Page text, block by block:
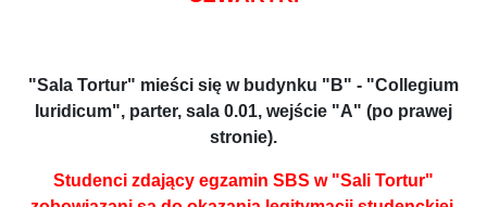
"Sala Tortur" mieści się w budynku "B" - "Collegium
Iuridicum", parter, sala 0.01, wejście "A" (po prawej
stronie).
Studenci zdający egzamin SBS w "Sali Tortur"